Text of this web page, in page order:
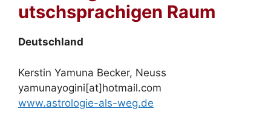
utschsprachigen Raum
Deutschland
Kerstin Yamuna Becker, Neuss
yamunayogini[at]hotmail.com
www.astrologie-als-weg.de